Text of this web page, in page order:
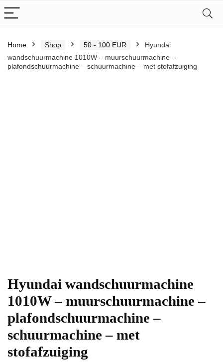
Home Shop 50 - 100 EUR
Hyundai
wandschuurmachine 1010W – muurschuurmachine –
plafondschuurmachine – schuurmachine – met stofafzuiging
Hyundai wandschuurmachine
1010W – muurschuurmachine –
plafondschuurmachine –
schuurmachine – met
stofafzuiging